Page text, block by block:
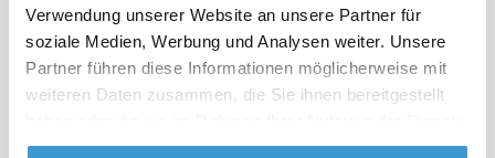
Verwendung unserer Website an unsere Partner für
soziale Medien, Werbung und Analysen weiter. Unsere
Partner führen diese Informationen möglicherweise mit
weiteren Daten zusammen, die Sie ihnen bereitgestellt
gesammelt haben.
von 9,2. Und im unwahrscheinlichen Fall, dass Sie mit
Ihrem DJ nicht zufrieden sind? Erhalten Sie Ihr Geld
zurück.